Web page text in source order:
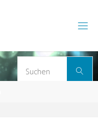
Suchen